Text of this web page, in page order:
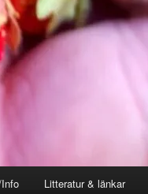
Litteratur & länkar